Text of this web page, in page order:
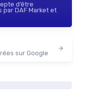
d’être
DAF Market et
sur Google